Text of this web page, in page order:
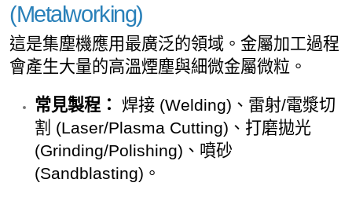
(Metalworking)
這是集塵機應用最廣泛的領域。金屬加工過程
會產生大量的高溫煙塵與細微金屬微粒。
常見製程：
焊接 (Welding)、雷射/電漿切
割 (Laser/Plasma Cutting)、打磨拋光
(Grinding/Polishing)、噴砂
(Sandblasting)。